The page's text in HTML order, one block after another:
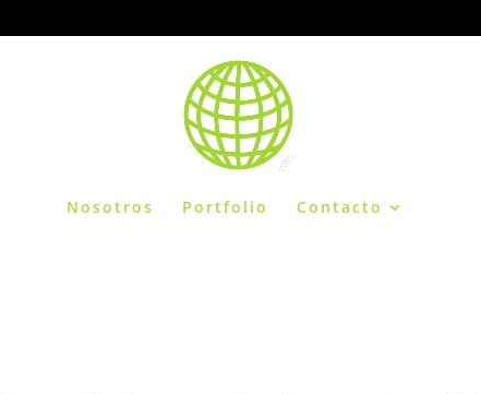
Nosotros Portfolio Contacto